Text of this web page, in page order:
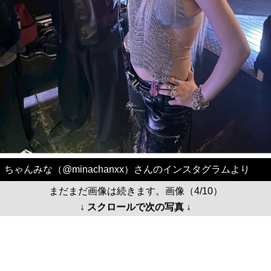
ちゃんみな（@minachanxx）さんのインスタグラムより
まだまだ画像は続きます。画像（4/10）
↓ スクロールで次の写真 ↓